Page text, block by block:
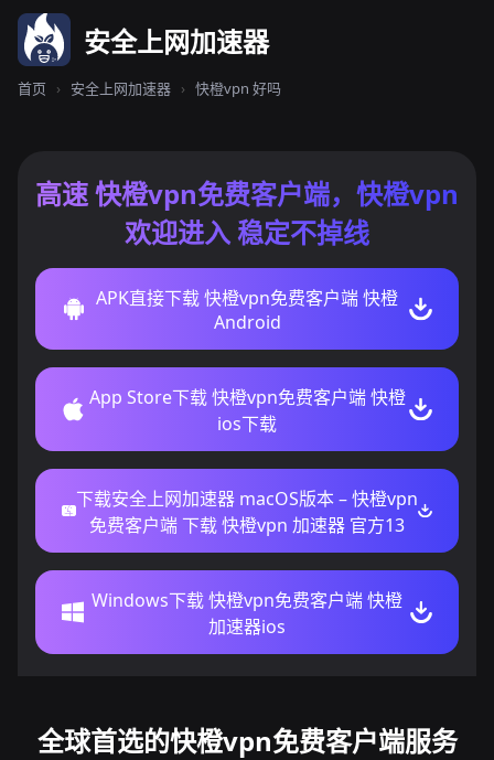
安全上网加速器
首页 › 安全上网加速器 › 快橙vpn 好吗
高速 快橙vpn免费客户端，快橙vpn
欢迎进入 稳定不掉线
APK直接下载 快橙vpn免费客户端 快橙
Android
App Store下载 快橙vpn免费客户端 快橙
ios下载
下载安全上网加速器 macOS版本 – 快橙vpn
免费客户端 下载 快橙vpn 加速器 官方13
Windows下载 快橙vpn免费客户端 快橙
加速器ios
全球首选的快橙vpn免费客户端服务